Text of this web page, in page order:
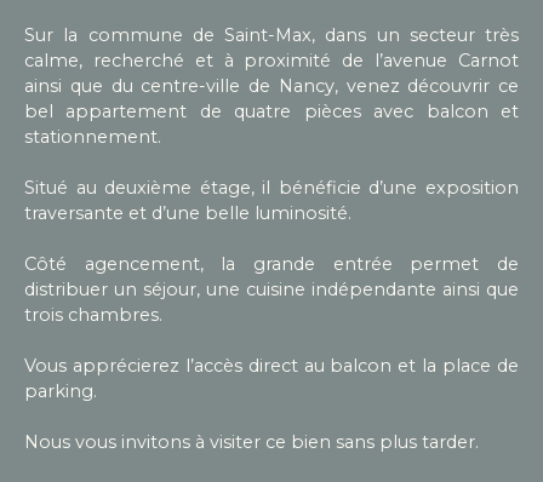
Sur la commune de Saint-Max, dans un secteur très
calme, recherché et à proximité de l’avenue Carnot
ainsi que du centre-ville de Nancy, venez découvrir ce
bel appartement de quatre pièces avec balcon et
stationnement.
Situé au deuxième étage, il bénéficie d’une exposition
traversante et d’une belle luminosité.
Côté agencement, la grande entrée permet de
distribuer un séjour, une cuisine indépendante ainsi que
trois chambres.
Vous apprécierez l’accès direct au balcon et la place de
parking.
Nous vous invitons à visiter ce bien sans plus tarder.